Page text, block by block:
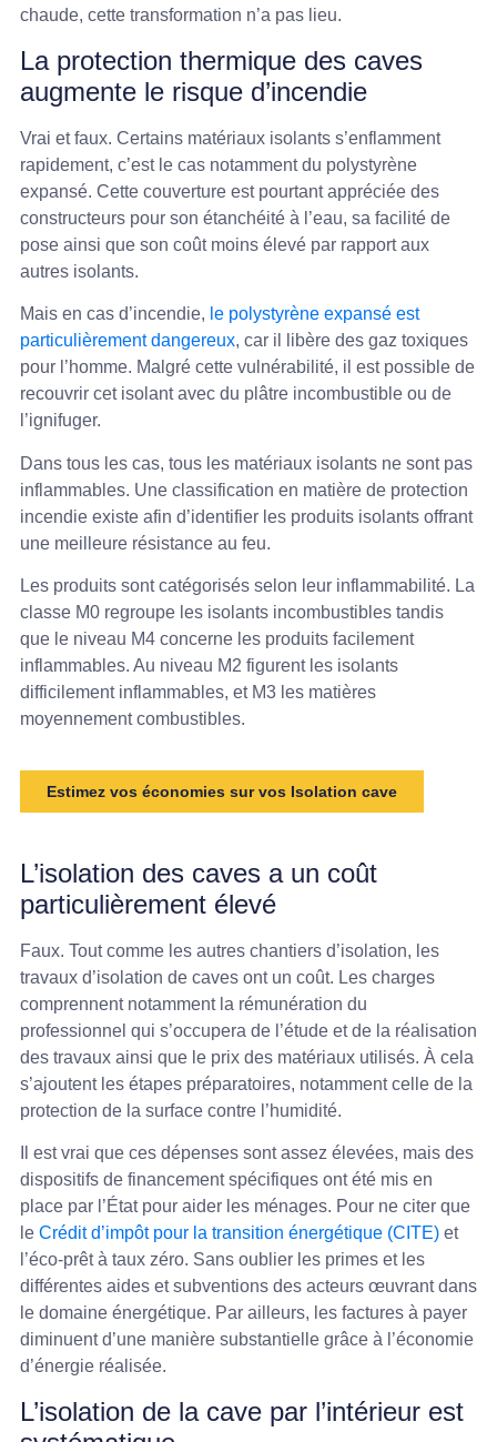
chaude, cette transformation n’a pas lieu.
La protection thermique des caves
augmente le risque d’incendie
Vrai et faux. Certains matériaux isolants s’enflamment
rapidement, c’est le cas notamment du polystyrène
expansé. Cette couverture est pourtant appréciée des
constructeurs pour son étanchéité à l’eau, sa facilité de
pose ainsi que son coût moins élevé par rapport aux
autres isolants.
Mais en cas d’incendie, le polystyrène expansé est
particulièrement dangereux, car il libère des gaz toxiques
pour l’homme. Malgré cette vulnérabilité, il est possible de
recouvrir cet isolant avec du plâtre incombustible ou de
l’ignifuger.
Dans tous les cas, tous les matériaux isolants ne sont pas
inflammables. Une classification en matière de protection
incendie existe afin d’identifier les produits isolants offrant
une meilleure résistance au feu.
Les produits sont catégorisés selon leur inflammabilité. La
classe M0 regroupe les isolants incombustibles tandis
que le niveau M4 concerne les produits facilement
inflammables. Au niveau M2 figurent les isolants
difficilement inflammables, et M3 les matières
moyennement combustibles.
Estimez vos économies sur vos Isolation cave
L’isolation des caves a un coût
particulièrement élevé
Faux. Tout comme les autres chantiers d’isolation, les
travaux d’isolation de caves ont un coût. Les charges
comprennent notamment la rémunération du
professionnel qui s’occupera de l’étude et de la réalisation
des travaux ainsi que le prix des matériaux utilisés. À cela
s’ajoutent les étapes préparatoires, notamment celle de la
protection de la surface contre l’humidité.
Il est vrai que ces dépenses sont assez élevées, mais des
dispositifs de financement spécifiques ont été mis en
place par l’État pour aider les ménages. Pour ne citer que
le Crédit d’impôt pour la transition énergétique (CITE)et
l’éco-prêt à taux zéro. Sans oublier les primes et les
différentes aides et subventions des acteurs œuvrant dans
le domaine énergétique. Par ailleurs, les factures à payer
diminuent d’une manière substantielle grâce à l’économie
d’énergie réalisée.
L’isolation de la cave par l’intérieur est